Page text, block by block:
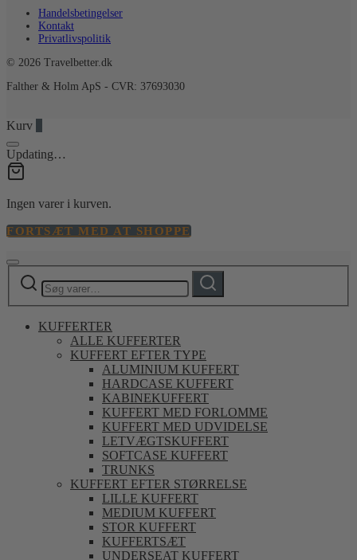
Handelsbetingelser
Kontakt
Privatlivspolitik
© 2026 Travelbetter.dk
Falther & Holm ApS - CVR: 37693030
Kurv
Updating…
Ingen varer i kurven.
FORTSÆT MED AT SHOPPE
Søg
efter:
Søg
KUFFERTER
ALLE KUFFERTER
KUFFERT EFTER TYPE
ALUMINIUM KUFFERT
HARDCASE KUFFERT
KABINEKUFFERT
KUFFERT MED FORLOMME
KUFFERT MED UDVIDELSE
LETVÆGTSKUFFERT
SOFTCASE KUFFERT
TRUNKS
KUFFERT EFTER STØRRELSE
LILLE KUFFERT
MEDIUM KUFFERT
STOR KUFFERT
KUFFERTSÆT
UNDERSEAT KUFFERT